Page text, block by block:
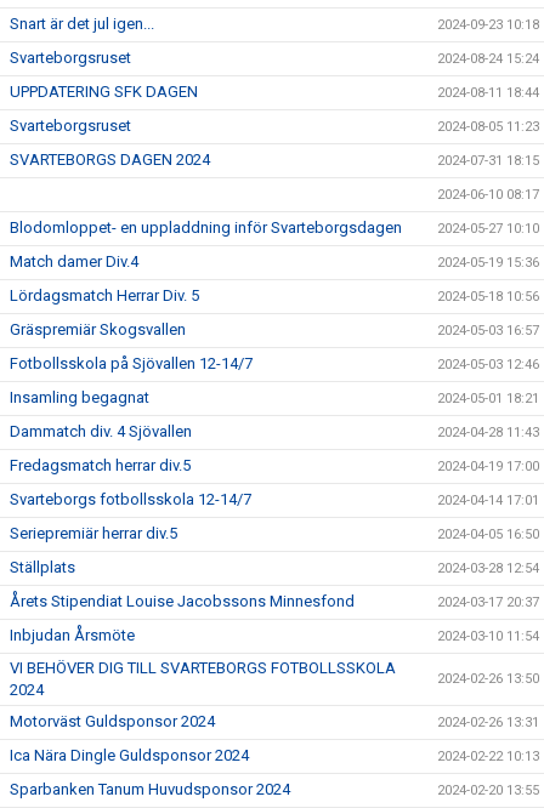
Snart är det jul igen... 2024-09-23 10:18
Svarteborgsruset 2024-08-24 15:24
UPPDATERING SFK DAGEN 2024-08-11 18:44
Svarteborgsruset 2024-08-05 11:23
SVARTEBORGS DAGEN 2024 2024-07-31 18:15
2024-06-10 08:17
Blodomloppet- en uppladdning inför Svarteborgsdagen 2024-05-27 10:10
Match damer Div.4 2024-05-19 15:36
Lördagsmatch Herrar Div. 5 2024-05-18 10:56
Gräspremiär Skogsvallen 2024-05-03 16:57
Fotbollsskola på Sjövallen 12-14/7 2024-05-03 12:46
Insamling begagnat 2024-05-01 18:21
Dammatch div. 4 Sjövallen 2024-04-28 11:43
Fredagsmatch herrar div.5 2024-04-19 17:00
Svarteborgs fotbollsskola 12-14/7 2024-04-14 17:01
Seriepremiär herrar div.5 2024-04-05 16:50
Ställplats 2024-03-28 12:54
Årets Stipendiat Louise Jacobssons Minnesfond 2024-03-17 20:37
Inbjudan Årsmöte 2024-03-10 11:54
VI BEHÖVER DIG TILL SVARTEBORGS FOTBOLLSSKOLA
2024
2024-02-26 13:50
Motorväst Guldsponsor 2024 2024-02-26 13:31
Ica Nära Dingle Guldsponsor 2024 2024-02-22 10:13
Sparbanken Tanum Huvudsponsor 2024 2024-02-20 13:55